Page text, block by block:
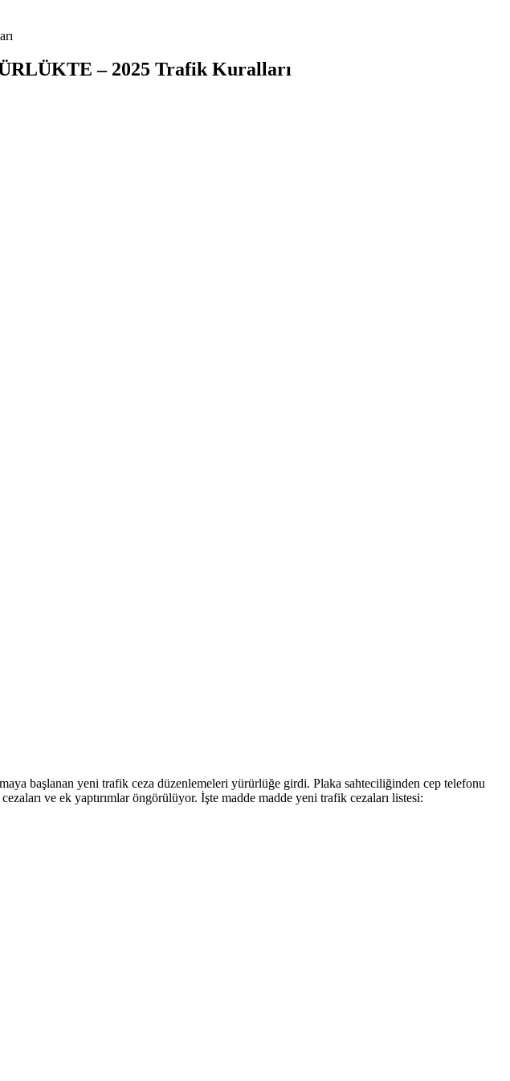
– 2025 Trafik Kuralları
başlanan yeni trafik ceza düzenlemeleri yürürlüğe girdi. Plaka sahteciliğinden cep telefonu
ve ek yaptırımlar öngörülüyor. İşte madde madde yeni trafik cezaları listesi: